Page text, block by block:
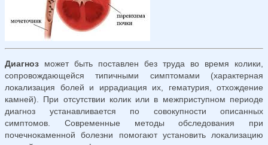
Диагноз может быть поставлен без труда во время колики,
сопровождающейся типичными симптомами (характерная
локализация болей и иррадиация их, гематурия, отхождение
камней). При отсутствии колик или в межприступном периоде
диагноз устанавливается по совокупности описанных
симптомов. Современные методы обследования при
почечнокаменной болезни помогают установить локализацию